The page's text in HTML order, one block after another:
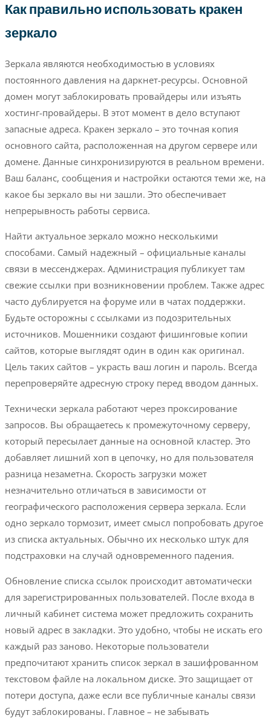
Как правильно использовать кракен
зеркало
Зеркала являются необходимостью в условиях
постоянного давления на даркнет-ресурсы. Основной
домен могут заблокировать провайдеры или изъять
хостинг-провайдеры. В этот момент в дело вступают
запасные адреса. Кракен зеркало – это точная копия
основного сайта, расположенная на другом сервере или
домене. Данные синхронизируются в реальном времени.
Ваш баланс, сообщения и настройки остаются теми же, на
какое бы зеркало вы ни зашли. Это обеспечивает
непрерывность работы сервиса.
Найти актуальное зеркало можно несколькими
способами. Самый надежный – официальные каналы
связи в мессенджерах. Администрация публикует там
свежие ссылки при возникновении проблем. Также адрес
часто дублируется на форуме или в чатах поддержки.
Будьте осторожны с ссылками из подозрительных
источников. Мошенники создают фишинговые копии
сайтов, которые выглядят один в один как оригинал.
Цель таких сайтов – украсть ваш логин и пароль. Всегда
перепроверяйте адресную строку перед вводом данных.
Технически зеркала работают через проксирование
запросов. Вы обращаетесь к промежуточному серверу,
который пересылает данные на основной кластер. Это
добавляет лишний хоп в цепочку, но для пользователя
разница незаметна. Скорость загрузки может
незначительно отличаться в зависимости от
географического расположения сервера зеркала. Если
одно зеркало тормозит, имеет смысл попробовать другое
из списка актуальных. Обычно их несколько штук для
подстраховки на случай одновременного падения.
Обновление списка ссылок происходит автоматически
для зарегистрированных пользователей. После входа в
личный кабинет система может предложить сохранить
новый адрес в закладки. Это удобно, чтобы не искать его
каждый раз заново. Некоторые пользователи
предпочитают хранить список зеркал в зашифрованном
текстовом файле на локальном диске. Это защищает от
потери доступа, даже если все публичные каналы связи
будут заблокированы. Главное – не забывать